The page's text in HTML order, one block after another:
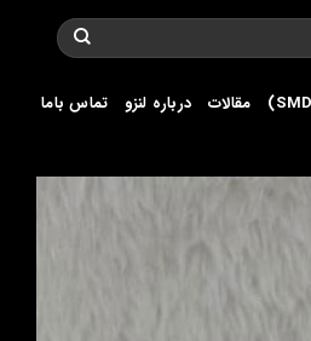
مقالات درباره لنزو تماس باما